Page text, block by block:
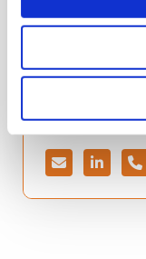
informatie
Isa
Daniëls
Isa Daniëls
Stuur
een
Bezoek
het